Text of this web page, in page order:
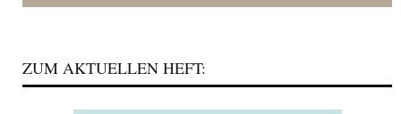
ZUM AKTUELLEN HEFT: